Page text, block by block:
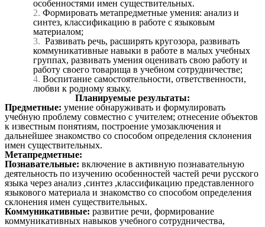
особенностями имен существительных.
Формировать метапредметные умения: анализ и
синтез, классификацию в работе с языковым
материалом;
Развивать речь, расширять кругозора, развивать
коммуникативные навыки в работе в малых учебных
группах, развивать умения оценивать свою работу и
работу своего товарища в учебном сотрудничестве;
Воспитание самостоятельности, ответственности,
любви к родному языку.
Планируемые результаты:
Предметные: умение обнаруживать и формулировать
учебную проблему совместно с учителем; отнесение объектов
к известным понятиям, построение умозаключения и
дальнейшее знакомство со способом определения склонения
имен существительных.
Метапредметные:
Познавательные: включение в активную познавательную
деятельность по изучению особенностей частей речи русского
языка через анализ ,синтез ,классификацию представленного
языкового материала и знакомство со способом определения
склонения имен существительных.
Коммуникативные: развитие речи, формирование
коммуникативных навыков учебного сотрудничества,